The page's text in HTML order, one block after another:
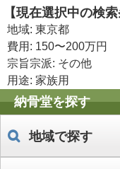
【現在選択中の検索
地域: 東京都
費用: 150〜200万円
宗旨宗派: その他
用途: 家族用
納骨堂を探す
地域で探す